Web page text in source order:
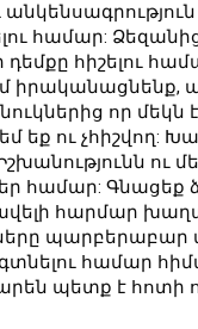
համար:
դեմքը հիշելու
իրականացնենք,
որ մեկն
եք ու չհիշվող:
ու
համար: Գնացեք
հարմար
պարբերաբար
համար հիմա
պետք է հոտի